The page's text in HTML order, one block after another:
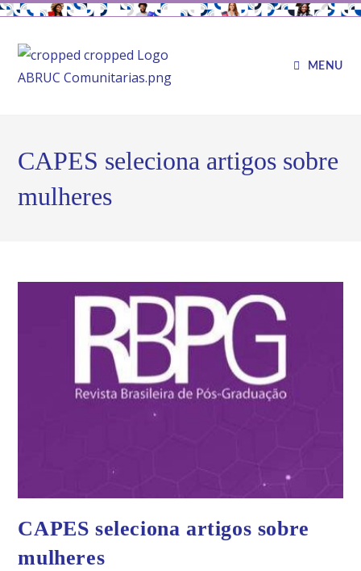
MENU
CAPES seleciona artigos sobre
mulheres
CAPES seleciona artigos sobre
mulheres